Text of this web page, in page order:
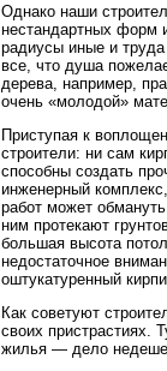
Однако наши
нестандартных форм
радиусы иные и
все, что душа
дерева, например,
очень «молодой»
Приступая к
строители: ни сам
способны создать
инженерный
работ может
ним протекают
большая высота
недостаточное
оштукатуренный
Как советуют
своих пристрастиях.
жилья — дело